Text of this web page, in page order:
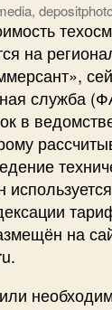
на
служба
в
на